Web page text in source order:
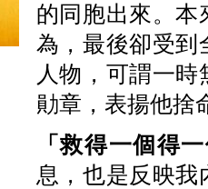
的同胞出來。本
為，最後卻受到
人物，可謂一
勛章，表揚他捨
「救得一個得
息，也是反映我